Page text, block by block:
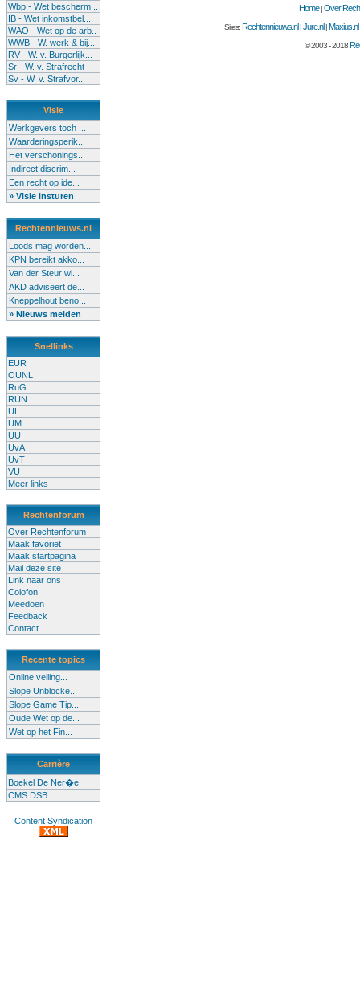
Wbp - Wet bescherm...
IB - Wet inkomstbel...
WAO - Wet op de arb..
WWB - W. werk & bij...
RV - W. v. Burgerlijk...
Sr - W. v. Strafrecht
Sv - W. v. Strafvor...
Visie
Werkgevers toch ...
Waarderingsperik...
Het verschonings...
Indirect discrim...
Een recht op ide...
» Visie insturen
Rechtennieuws.nl
Loods mag worden...
KPN bereikt akko...
Van der Steur wi...
AKD adviseert de...
Kneppelhout beno...
» Nieuws melden
Snellinks
EUR
OUNL
RuG
RUN
UL
UM
UU
UvA
UvT
VU
Meer links
Rechtenforum
Over Rechtenforum
Maak favoriet
Maak startpagina
Mail deze site
Link naar ons
Colofon
Meedoen
Feedback
Contact
Recente topics
Online veiling...
Slope Unblocke...
Slope Game Tip...
Oude Wet op de...
Wet op het Fin...
Carrière
Boekel De Ner�e
CMS DSB
Content Syndication
Home|Over
Sites:Rechtennieuws.nl |Jure.nl |Maxius.nl
© 2003 - 2018